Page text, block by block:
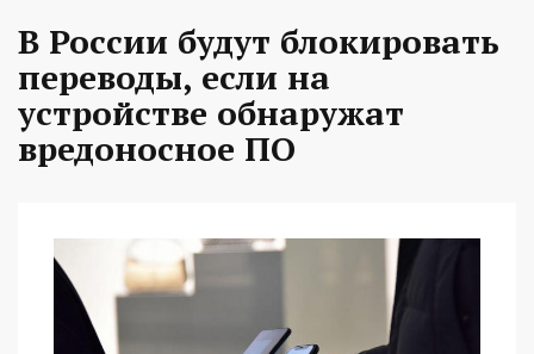
В России будут блокировать
переводы, если на
устройстве обнаружат
вредоносное ПО